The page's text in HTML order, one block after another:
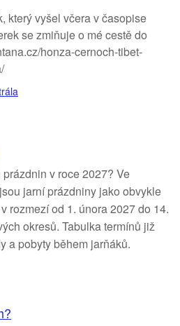
který vyšel včera v časopise
se zmiňuje o mé cestě do
honza-cernoch-tibet-
v roce 2027? Ve
jarní prázdniny jako obvykle
rozmezí od 1. února 2027 do 14.
okresů. Tabulka termínů již
a pobyty během jarňáků.